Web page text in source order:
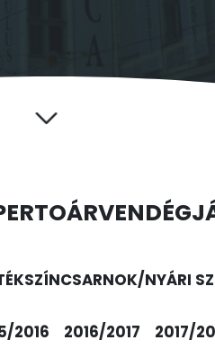
CSARNOK/NYÁRI
2016 2016/2017 2017/